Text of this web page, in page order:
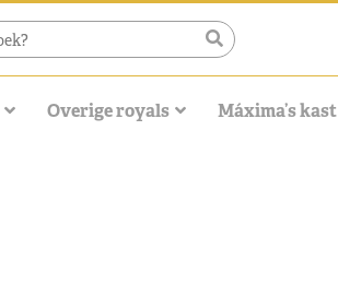
Overige royals Máxima’s kast